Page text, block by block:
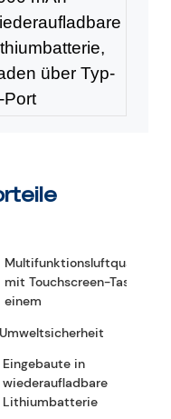
über Typ-
Port
mit Touchscreen-Tasten 9
einem
Umweltsicherheit
Eingebaute in
wiederaufladbare
Lithiumbatterie